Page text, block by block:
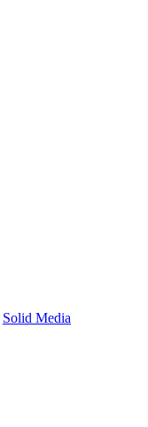
Solid Media